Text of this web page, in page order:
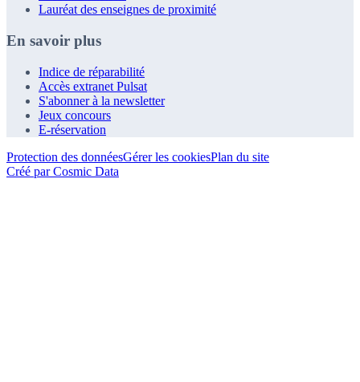
Lauréat des enseignes de proximité
En savoir plus
Indice de réparabilité
Accès extranet Pulsat
S'abonner à la newsletter
Jeux concours
E-réservation
Protection des donnéesGérer les cookiesPlan du site
Créé par Cosmic Data